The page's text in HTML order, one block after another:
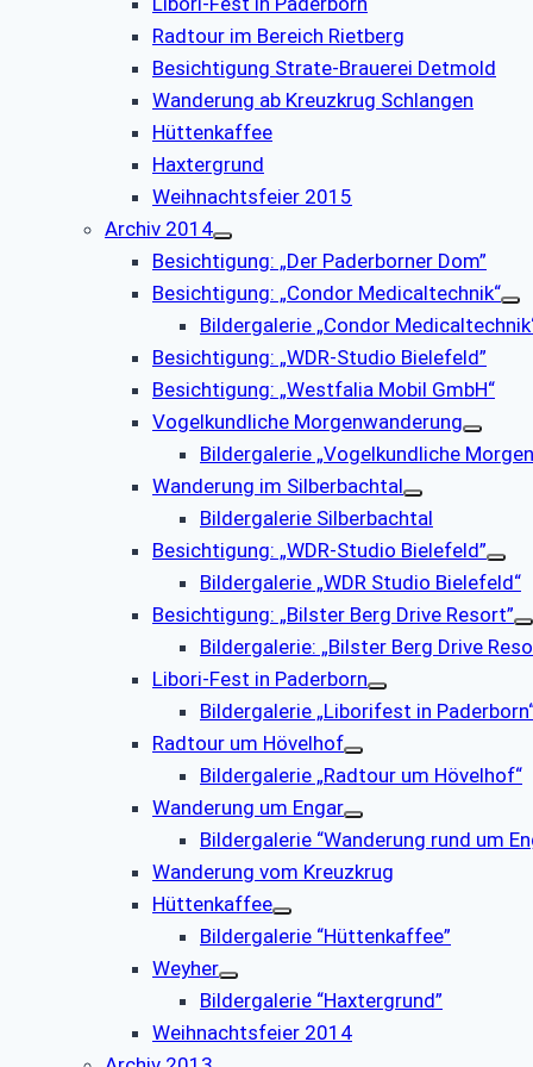
Radtour im Bereich Rietberg
Besichtigung Strate-Brauerei Detmold
Wanderung ab Kreuzkrug Schlangen
Hüttenkaffee
Haxtergrund
Weihnachtsfeier 2015
Archiv 2014
Besichtigung: „Der Paderborner Dom”
Besichtigung: „Condor Medicaltechnik“
Bildergalerie „Condor
Besichtigung: „WDR-Studio Bielefeld”
Besichtigung: „Westfalia Mobil GmbH“
Vogelkundliche Morgenwanderung
Bildergalerie „Vogelkundliche
Wanderung im Silberbachtal
Bildergalerie Silberbachtal
Besichtigung: „WDR-Studio Bielefeld”
Bildergalerie „WDR Studio Bielefeld“
Besichtigung: „Bilster Berg Drive Resort”
Bildergalerie: „Bilster Berg Drive
Libori-Fest in Paderborn
Bildergalerie „Liborifest in
Radtour um Hövelhof
Bildergalerie „Radtour um Hövelhof“
Wanderung um Engar
Bildergalerie “Wanderung rund um
Wanderung vom Kreuzkrug
Hüttenkaffee
Bildergalerie “Hüttenkaffee”
Weyher
Bildergalerie “Haxtergrund”
Weihnachtsfeier 2014